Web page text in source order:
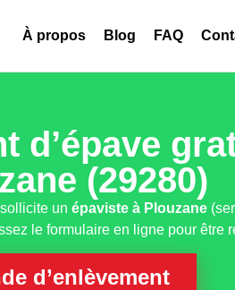
À propos Blog FAQ
d’épave
(29280)
un épaviste à Plouzane
le formulaire en ligne pour être
d’enlèvement